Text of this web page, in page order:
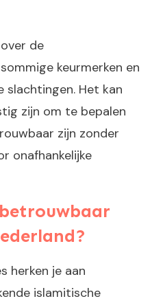
de
keurmerken en
Het kan
zijn om te bepalen
zijn zonder
onafhankelijke
herken je aan
islamitische